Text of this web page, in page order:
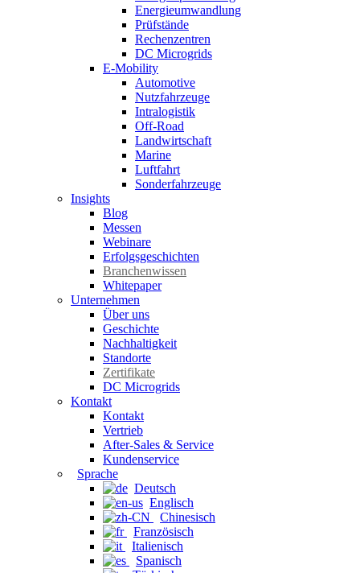
Energieumwandlung
Prüfstände
Rechenzentren
DC Microgrids
E-Mobility
Automotive
Nutzfahrzeuge
Intralogistik
Off-Road
Landwirtschaft
Marine
Luftfahrt
Sonderfahrzeuge
Insights
Blog
Messen
Webinare
Erfolgsgeschichten
Branchenwissen
Whitepaper
Unternehmen
Über uns
Geschichte
Nachhaltigkeit
Standorte
Zertifikate
DC Microgrids
Kontakt
Kontakt
Vertrieb
After-Sales & Service
Kundenservice
Sprache
Deutsch
Englisch
Chinesisch
Französisch
Italienisch
Spanisch